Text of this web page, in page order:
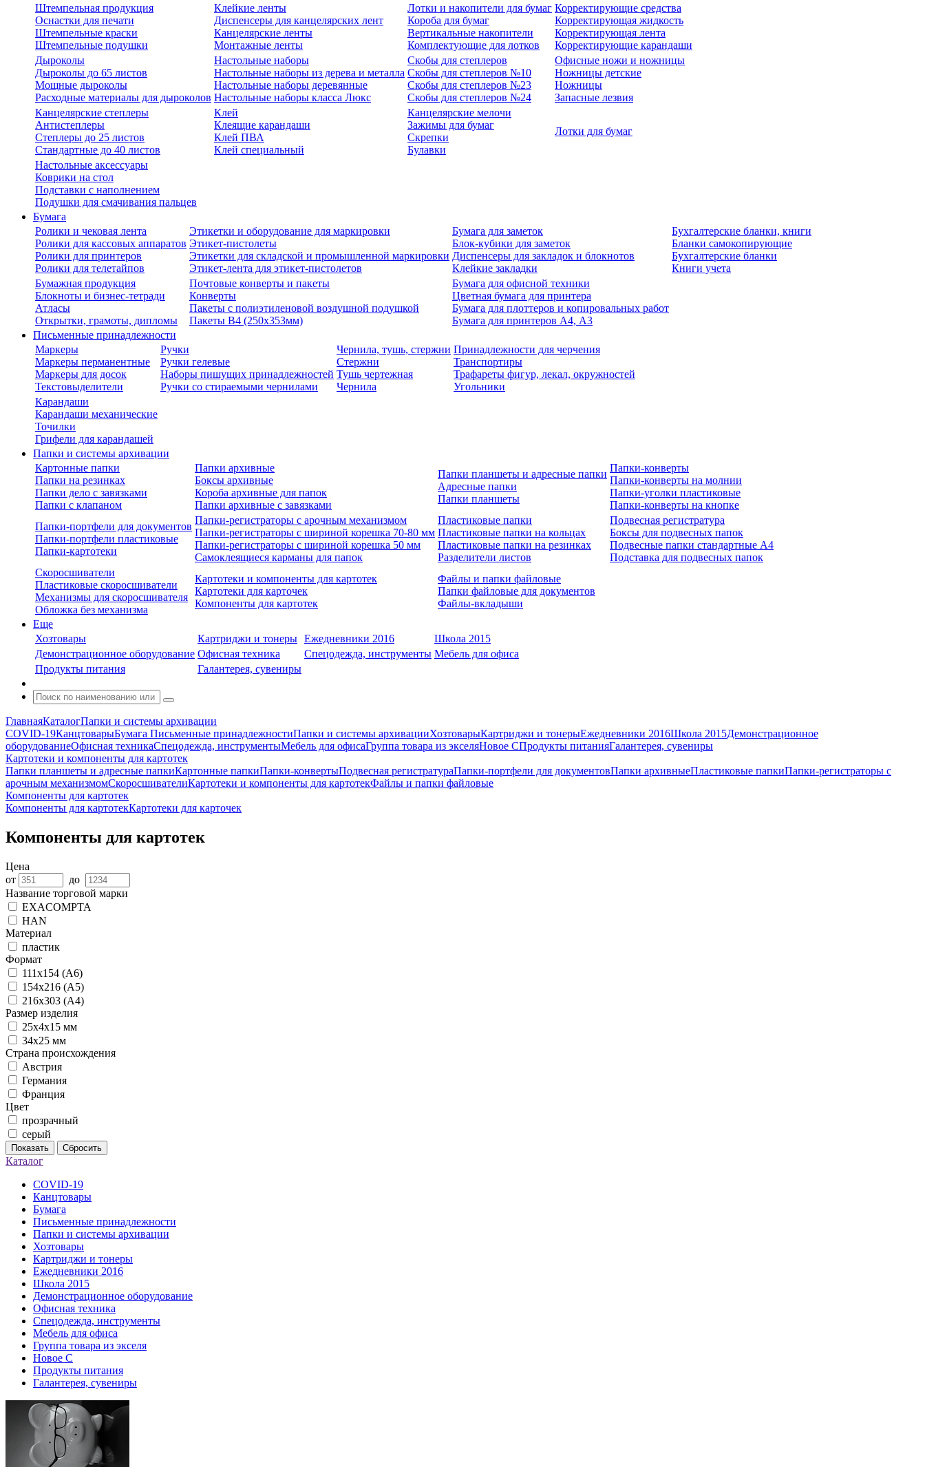
Штемпельная продукция
Оснастки для печати
Штемпельные краски
Штемпельные подушки
Клейкие ленты
Диспенсеры для канцелярских лент
Канцелярские ленты
Монтажные ленты
Лотки и накопители для бумаг
Короба для бумаг
Вертикальные накопители
Комплектующие для лотков
Корректирующие средства
Корректирующая жидкость
Корректирующая лента
Корректирующие карандаши
Дыроколы
Дыроколы до 65 листов
Мощные дыроколы
Расходные материалы для дыроколов
Настольные наборы
Настольные наборы из дерева и металла
Настольные наборы деревянные
Настольные наборы класса Люкс
Скобы для степлеров
Скобы для степлеров №10
Скобы для степлеров №23
Скобы для степлеров №24
Офисные ножи и ножницы
Ножницы детские
Ножницы
Запасные лезвия
Канцелярские степлеры
Антистеплеры
Степлеры до 25 листов
Стандартные до 40 листов
Клей
Клеящие карандаши
Клей ПВА
Клей специальный
Канцелярские мелочи
Зажимы для бумаг
Скрепки
Булавки
Лотки для бумаг
Настольные аксессуары
Коврики на стол
Подставки с наполнением
Подушки для смачивания пальцев
Бумага
Ролики и чековая лента
Ролики для кассовых аппаратов
Ролики для принтеров
Ролики для телетайпов
Этикетки и оборудование для маркировки
Этикет-пистолеты
Этикетки для складской и промышленной маркировки
Этикет-лента для этикет-пистолетов
Бумага для заметок
Блок-кубики для заметок
Диспенсеры для закладок и блокнотов
Клейкие закладки
Бухгалтерские бланки, книги
Бланки самокопирующие
Бухгалтерские бланки
Книги учета
Бумажная продукция
Блокноты и бизнес-тетради
Атласы
Открытки, грамоты, дипломы
Почтовые конверты и пакеты
Конверты
Пакеты с полиэтиленовой воздушной подушкой
Пакеты В4 (250х353мм)
Бумага для офисной техники
Цветная бумага для принтера
Бумага для плоттеров и копировальных работ
Бумага для принтеров А4, А3
Письменные принадлежности
Маркеры
Маркеры перманентные
Маркеры для досок
Текстовыделители
Ручки
Ручки гелевые
Наборы пишущих принадлежностей
Ручки со стираемыми чернилами
Чернила, тушь, стержни
Стержни
Тушь чертежная
Чернила
Принадлежности для черчения
Транспортиры
Трафареты фигур, лекал, окружностей
Угольники
Карандаши
Карандаши механические
Точилки
Грифели для карандашей
Папки и системы архивации
Картонные папки
Папки на резинках
Папки дело с завязками
Папки с клапаном
Папки архивные
Боксы архивные
Короба архивные для папок
Папки архивные с завязками
Папки планшеты и адресные папки
Адресные папки
Папки планшеты
Папки-конверты
Папки-конверты на молнии
Папки-уголки пластиковые
Папки-конверты на кнопке
Папки-портфели для документов
Папки-портфели пластиковые
Папки-картотеки
Папки-регистраторы с арочным механизмом
Папки-регистраторы с шириной корешка 70-80 мм
Папки-регистраторы с шириной корешка 50 мм
Самоклеящиеся карманы для папок
Пластиковые папки
Пластиковые папки на кольцах
Пластиковые папки на резинках
Разделители листов
Подвесная регистратура
Боксы для подвесных папок
Подвесные папки стандартные А4
Подставка для подвесных папок
Скоросшиватели
Пластиковые скоросшиватели
Механизмы для скоросшивателя
Обложка без механизма
Картотеки и компоненты для картотек
Картотеки для карточек
Компоненты для картотек
Файлы и папки файловые
Папки файловые для документов
Файлы-вкладыши
Еще
Хозтовары
Картриджи и тонеры Ежедневники 2016
Школа 2015
Демонстрационное оборудование Офисная техника Спецодежда, инструменты Мебель для офиса
Продукты питания
Галантерея, сувениры
ГлавнаяКаталогПапки и системы архивации
COVID-19КанцтоварыБумага Письменные принадлежностиПапки и системы архивацииХозтоварыКартриджи и тонерыЕжедневники 2016Школа 2015Демонстрационное
оборудованиеОфисная техникаСпецодежда, инструментыМебель для офисаГруппа товара из экселяНовое СПродукты питанияГалантерея, сувениры
Картотеки и компоненты для картотек
Папки планшеты и адресные папкиКартонные папкиПапки-конвертыПодвесная регистратураПапки-портфели для документовПапки архивныеПластиковые папкиПапки-регистраторы с
арочным механизмомСкоросшивателиКартотеки и компоненты для картотекФайлы и папки файловые
Компоненты для картотек
Компоненты для картотекКартотеки для карточек
Компоненты для картотек
Цена
от
до
Название торговой марки
EXACOMPTA
HAN
Материал
пластик
Формат
111х154 (А6)
154х216 (А5)
216х303 (А4)
Размер изделия
25х4х15 мм
34х25 мм
Страна происхождения
Австрия
Германия
Франция
Цвет
прозрачный
серый
Показать Сбросить
Каталог
COVID-19
Канцтовары
Бумага
Письменные принадлежности
Папки и системы архивации
Хозтовары
Картриджи и тонеры
Ежедневники 2016
Школа 2015
Демонстрационное оборудование
Офисная техника
Спецодежда, инструменты
Мебель для офиса
Группа товара из экселя
Новое С
Продукты питания
Галантерея, сувениры